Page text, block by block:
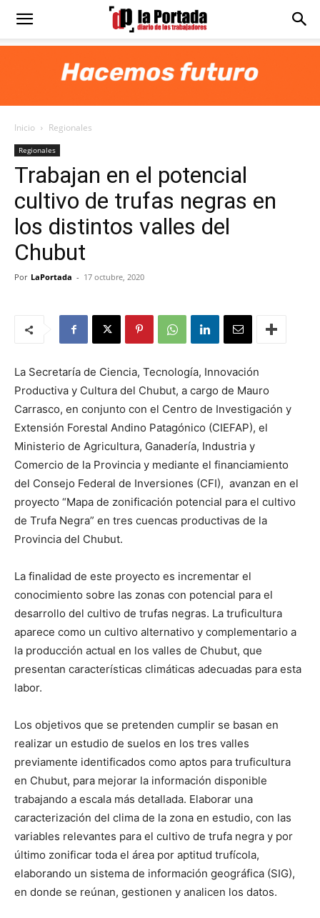
Diario
Portada
Inicio Regionales
Regionales
Trabajan en el potencial
cultivo de trufas negras en
los distintos valles del
Chubut
Por LaPortada - 17 octubre, 2020
La Secretaría de Ciencia, Tecnología, Innovación
Productiva y Cultura del Chubut, a cargo de Mauro
Carrasco, en conjunto con el Centro de Investigación y
Extensión Forestal Andino Patagónico (CIEFAP), el
Ministerio de Agricultura, Ganadería, Industria y
Comercio de la Provincia y mediante el financiamiento
del Consejo Federal de Inversiones (CFI), avanzan en el
proyecto “Mapa de zonificación potencial para el cultivo
de Trufa Negra” en tres cuencas productivas de la
Provincia del Chubut.
La finalidad de este proyecto es incrementar el
conocimiento sobre las zonas con potencial para el
desarrollo del cultivo de trufas negras. La truficultura
aparece como un cultivo alternativo y complementario a
la producción actual en los valles de Chubut, que
presentan características climáticas adecuadas para esta
labor.
Los objetivos que se pretenden cumplir se basan en
realizar un estudio de suelos en los tres valles
previamente identificados como aptos para truficultura
en Chubut, para mejorar la información disponible
trabajando a escala más detallada. Elaborar una
caracterización del clima de la zona en estudio, con las
variables relevantes para el cultivo de trufa negra y por
último zonificar toda el área por aptitud trufícola,
elaborando un sistema de información geográfica (SIG),
en donde se reúnan, gestionen y analicen los datos.